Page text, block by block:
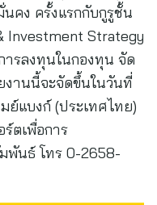
คง ครั้งแรกกับกูรูชั้น
Investment Strategy
รลงทุนในกองทุน จัด
งานนี้จะจัดขึ้นในวันที่
ย์แบงก์ (ประเทศไทย)
ตเพื่อการ
พันธ์ โทร 0-2658-